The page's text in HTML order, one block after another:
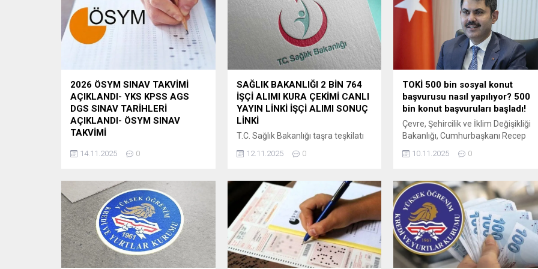
2026 ÖSYM SINAV TAKVİMİ
AÇIKLANDI- YKS KPSS AGS
DGS SINAV TARİHLERİ
AÇIKLANDI- ÖSYM SINAV
TAKVİMİ
2026 yılında ÖSYM tarafından
uygulanacak olan sınavlara ilişkin
Takvimi”ne, 14 Kasım
2025 tarihinde saat 09.30’dan itibaren
ÖSYM’nin https://www.osym.gov.tr adresinden
erişilebilecektir. Adaylara ve
kamuoyuna saygıyla duyurulur.
ÖSYM BAŞKANLIĞI ” ÖSYM 2026
Yılı Sınav Takvimi (Güncel
14.11.2025 0
SAĞLIK BAKANLIĞI 2 BİN 764
İŞÇİ ALIMI KURA ÇEKİMİ CANLI
YAYIN LİNKİ İŞÇİ ALIMI SONUÇ
LİNKİ
T.C. Sağlık Bakanlığı taşra teşkilatı
hizmet birimlerine 4857 sayılı İş
Kanunu ile mezkûr Kanuna
ve Kuruluşlarına İşçi Alınmasında
Uygulanacak Usul ve Esaslar
Hakkında Yönetmelik hükümleri
uyarınca, 2.764 sürekli işçi alımı için
08/10/2025 –
13/10/2025tarihleri arasında İŞKUR tarafından
il düzeyinde birim (iş yeri) ve
12.11.2025 0
TOKİ 500 bin sosyal konut
başvurusu nasıl yapılıyor? 500
bin konut başvuruları başladı!
Çevre, Şehircilik ve İklim Değişikliği
Bakanlığı, Cumhurbaşkanı Recep
Tayyip Erdoğan’ın açıkladığı 81 ili
kapsayan “Yüzyılın Konut Projesi” ile
konut adımını hayata geçiriyor.
Proje ile inşa edilecek 500 bin sosyal
konut, dar gelirli vatandaşlar için
yüzde 10 peşinat ve 240 aya kadar
vade seçeneği ile satışa...
10.11.2025 0